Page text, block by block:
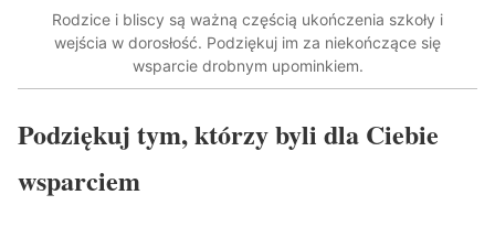
Rodzice i bliscy są ważną częścią ukończenia szkoły i
wejścia w dorosłość. Podziękuj im za niekończące się
wsparcie drobnym upominkiem.
Podziękuj tym, którzy byli dla Ciebie
wsparciem